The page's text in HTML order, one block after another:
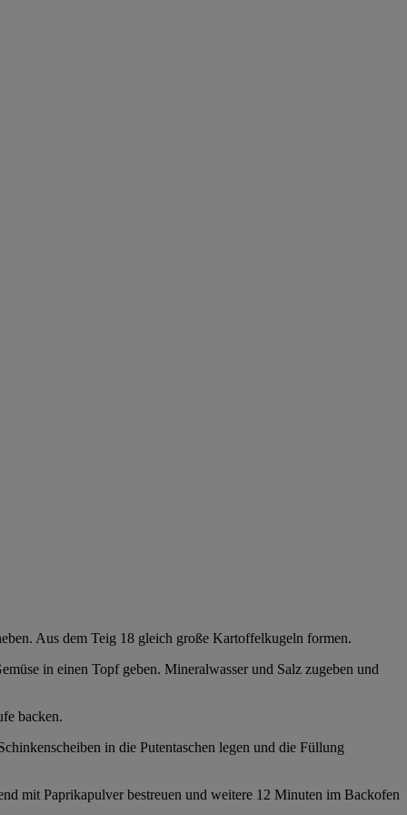
Aus dem Teig 18 gleich große Kartoffelkugeln formen.
in einen Topf geben. Mineralwasser und Salz zugeben und
backen.
in die Putentaschen legen und die Füllung
mit Paprikapulver bestreuen und weitere 12 Minuten im Backofen